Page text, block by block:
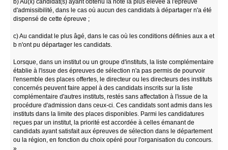
d'admissibilité, dans le cas où aucun des candidats à départager n'a été
dispensé de cette épreuve ;
c) Au candidat le plus âgé, dans le cas où les conditions définies aux a et
b n'ont pu départager les candidats.
Lorsque, dans un institut ou un groupe d'instituts, la liste complémentaire
établie à l'issue des épreuves de sélection n'a pas permis de pourvoir
l'ensemble des places offertes, le directeur ou les directeurs des instituts
concernés peuvent faire appel à des candidats inscrits sur la liste
complémentaire d'autres instituts, restés sans affectation à l'issue de la
procédure d'admission dans ceux-ci. Ces candidats sont admis dans les
instituts dans la limite des places disponibles. Parmi les candidatures
reçues par un institut, la priorité est accordée à celles émanant de
candidats ayant satisfait aux épreuves de sélection dans le département
ou la région, en fonction du choix opéré pour l'organisation du concours.
»